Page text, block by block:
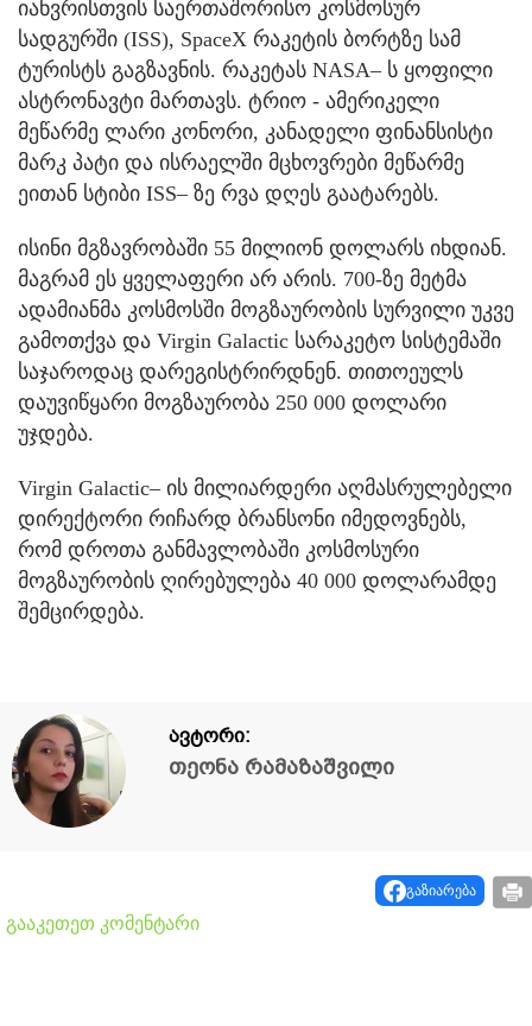
იანვრისთვის საერთაშორისო კოსმოსურ
სადგურში (ISS), SpaceX რაკეტის ბორტზე სამ
ტურისტს გაგზავნის. რაკეტას NASA– ს ყოფილი
ასტრონავტი მართავს. ტრიო - ამერიკელი
მეწარმე ლარი კონორი, კანადელი ფინანსისტი
მარკ პატი და ისრაელში მცხოვრები მეწარმე
ეითან სტიბი ISS– ზე რვა დღეს გაატარებს.
ისინი მგზავრობაში 55 მილიონ დოლარს იხდიან.
მაგრამ ეს ყველაფერი არ არის. 700-ზე მეტმა
ადამიანმა კოსმოსში მოგზაურობის სურვილი უკვე
გამოთქვა და Virgin Galactic სარაკეტო სისტემაში
საჯაროდაც დარეგისტრირდნენ. თითოეულს
დაუვიწყარი მოგზაურობა 250 000 დოლარი
უჯდება.
Virgin Galactic– ის მილიარდერი აღმასრულებელი
დირექტორი რიჩარდ ბრანსონი იმედოვნებს,
რომ დროთა განმავლობაში კოსმოსური
მოგზაურობის ღირებულება 40 000 დოლარამდე
შემცირდება.
ავტორი:
თეონა რამაზაშვილი
გაზიარება
გააკეთეთ კომენტარი